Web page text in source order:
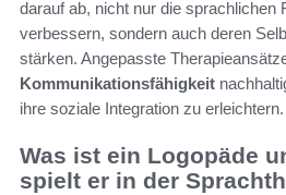
darauf ab, nicht nur die sprachlichen
verbessern, sondern auch deren
stärken. Angepasste
Kommunikationsfähigkeit
ihre soziale Integration zu erleichtern.
Was ist ein Logopäde
spielt er in der